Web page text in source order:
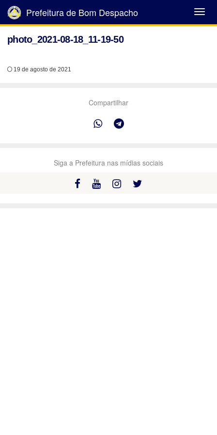
Abrir
Menu
Prefeitura de Bom Despacho
photo_2021-08-18_11-19-50
19 de agosto de 2021
Compartilhar
Siga a Prefeitura nas mídias sociais